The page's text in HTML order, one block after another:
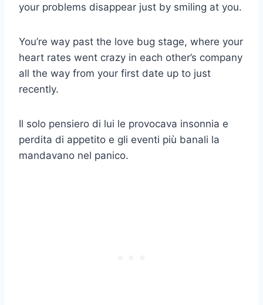
your problems disappear just by smiling at you.
You’re way past the love bug stage, where your
heart rates went crazy in each other’s company
all the way from your first date up to just
recently.
Il solo pensiero di lui le provocava insonnia e
perdita di appetito e gli eventi più banali la
mandavano nel panico.